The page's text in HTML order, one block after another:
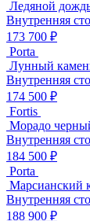
Ледяной
Внутренняя
173 700 ₽
Porta
Лунный
Внутренняя
174 500 ₽
Fortis
Морадо
Внутренняя
184 500 ₽
Porta
Марсианский
Внутренняя
188 900 ₽